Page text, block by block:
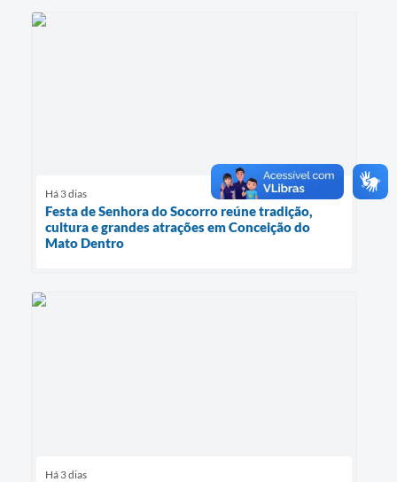
Há 3 dias
Festa de Senhora do Socorro reúne tradição,
cultura e grandes atrações em Conceição do
Mato Dentro
Há 3 dias